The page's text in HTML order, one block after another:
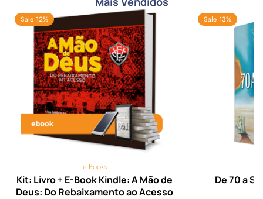
Sale 12%
e-Books
Kit: Livro + E-Book Kindle: A Mão de
Deus: Do Rebaixamento ao Acesso
Sale 13%
De 70 a